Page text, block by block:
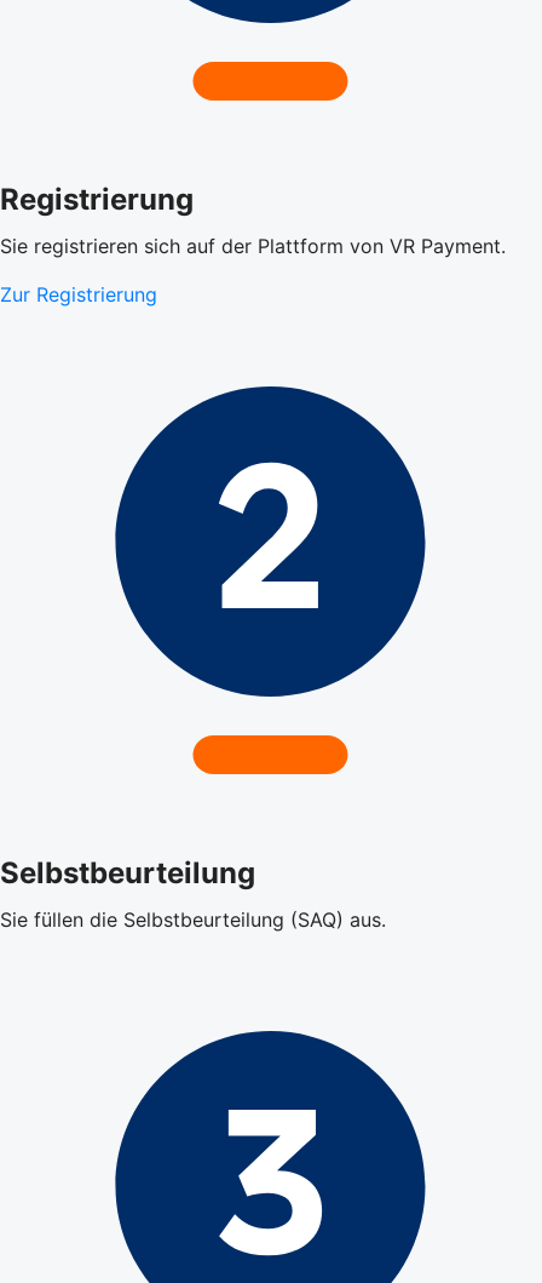
Registrierung
Sie registrieren sich auf der Plattform von VR Payment.
Zur Registrierung
Selbstbeurteilung
Sie füllen die Selbstbeurteilung (SAQ) aus.